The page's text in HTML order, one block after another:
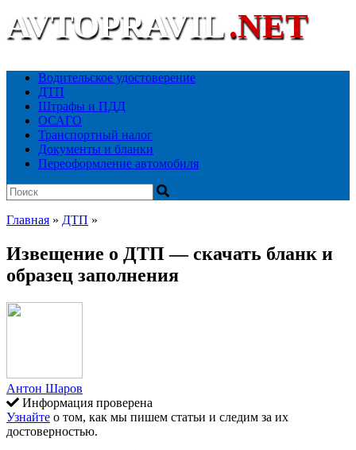
AVTOPRAVIL.NET
Водительское удостоверение
ДТП
Штрафы и ПДД
ОСАГО
Транспортный налог
Документы и бланки
Переоформление автомобиля
Главная » ДТП »
Извещение о ДТП — скачать бланк и
образец заполнения
Антон Шаров
Информация проверена
Узнайте о том, как мы пишем статьи и следим за их
достоверностью.